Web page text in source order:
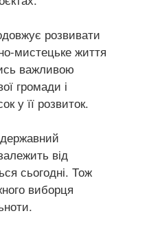
розвивати
мистецьке життя
важливою
громади і
у її розвиток.
від
сьогодні. Тож
виборця